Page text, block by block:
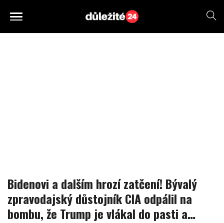
Bidenovi a dalším hrozí zatčení! Bývalý
zpravodajský důstojník CIA odpálil na
bombu, že Trump je vlákal do pasti a…